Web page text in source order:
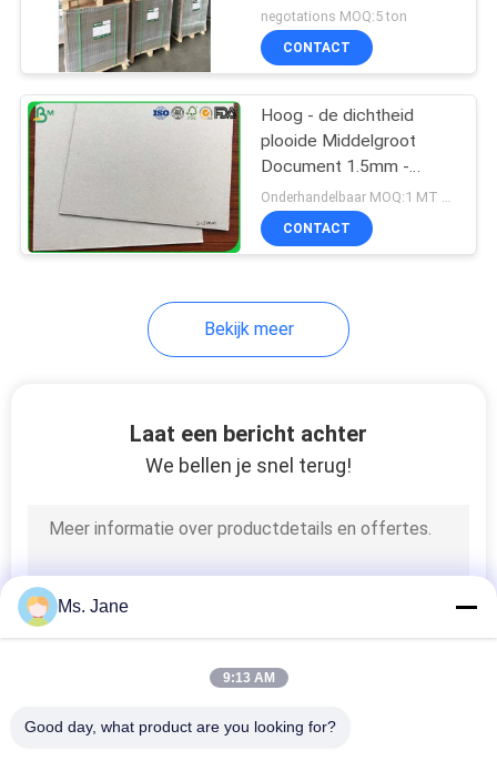
puzzel
negotations MOQ:5 ton
CONTACT
Hoog - de dichtheid
plooide Middelgroot
Document 1.5mm -
2.5mm Grote
Omvangrijke Grijze
Achterraad
Onderhandelbaar MOQ:1 MT voor standaardgrootte, MT 20 voor speciale aangepaste grootte.
CONTACT
Bekijk meer
Laat een bericht achter
We bellen je snel terug!
Ms. Jane
9:13 AM
Good day, what product are you looking for?